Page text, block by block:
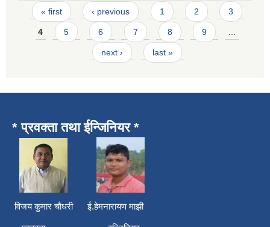
Pages
« first ‹ previous 1 2 3
4 5 6 7 8 9
next › last »
* प्रवक्ता तथा ईन्जिनियर *
विजय कुमार चाैधरी ई.हेमनारायण माझी